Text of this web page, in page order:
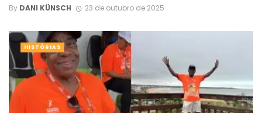
By DANI KÜNSCH 23 de outubro de 2025
HISTÓRIAS